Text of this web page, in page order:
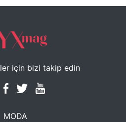
için bizi takip edin
MODA